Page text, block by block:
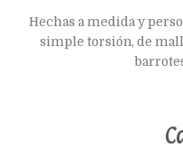
Hechas a medida y
simple torsión, de